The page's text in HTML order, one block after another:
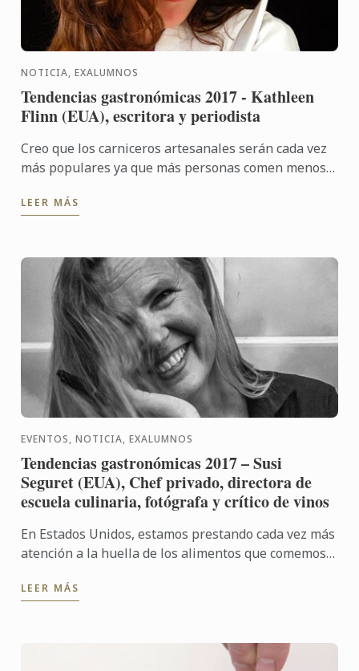
NOTICIA, EXALUMNOS
Tendencias gastronómicas 2017 - Kathleen
Flinn (EUA), escritora y periodista
Creo que los carniceros artesanales serán cada vez
más populares ya que más personas comen menos
LEER MÁS
EVENTOS, NOTICIA, EXALUMNOS
Tendencias gastronómicas 2017 – Susi
Seguret (EUA), Chef privado, directora de
escuela culinaria, fotógrafa y crítico de vinos
En Estados Unidos, estamos prestando cada vez más
atención a la huella de los alimentos que comemos,
sazonable ...
LEER MÁS